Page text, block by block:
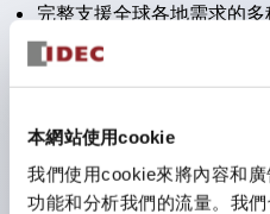
本網站使用cookie
我們使用cookie來將內容和
功能和分析我們的流量。我
完整支援全球各地需求的多
一顆 LED 燈泡即可呈現六
需分色管理的 LED 燈泡，
可清楚辨識正方平頭形指